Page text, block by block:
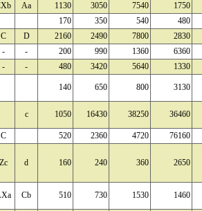
Aa 1130 3050 7540 1750
170 350 540 480
C D 2160 2490 7800 2830
- - 200 990 1360 6360
- - 480 3420 5640 1330
140 650 800 3130
c 1050 16430 38250 36460
C 520 2360 4720 76160
Zc d 160 240 360 2650
Cb 510 730 1530 1460